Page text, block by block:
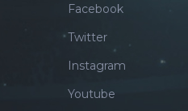
Facebook
Twitter
Instagram
Youtube